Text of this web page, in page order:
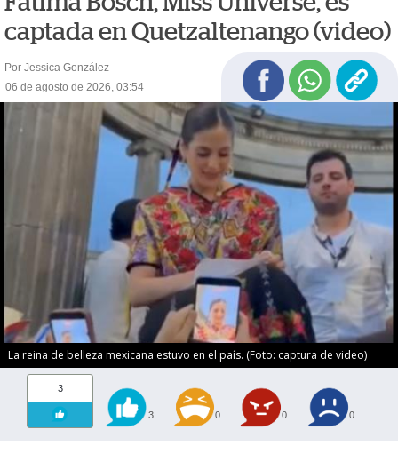
captada en Quetzaltenango (video)
Por Jessica González
06 de agosto de 2026, 03:54
La reina de belleza mexicana estuvo en el país. (Foto: captura de video)
3
3 0 0 0